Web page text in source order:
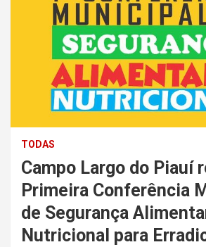
TODAS
Campo Largo do Piauí
Primeira Conferência
de Segurança
Nutricional para